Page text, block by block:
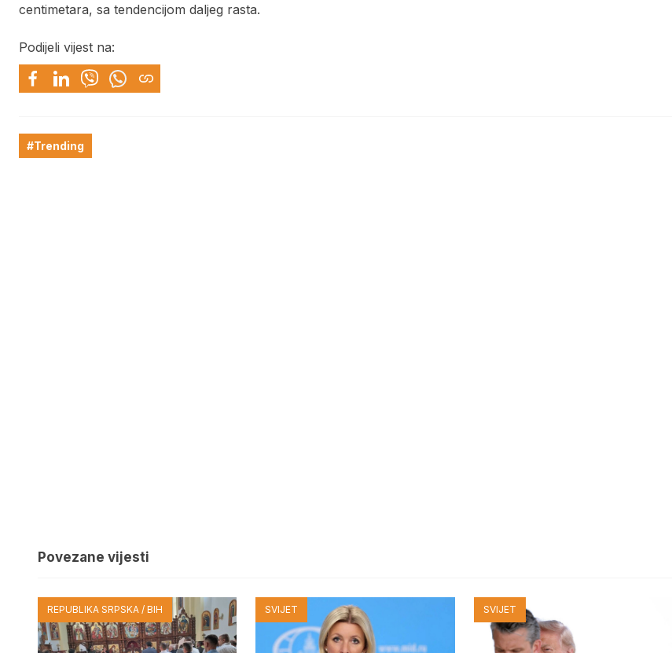
centimetara, sa tendencijom daljeg rasta.
Podijeli vijest na:
#Trending
Povezane vijesti
REPUBLIKA SRPSKA / BIH SVIJET SVIJET